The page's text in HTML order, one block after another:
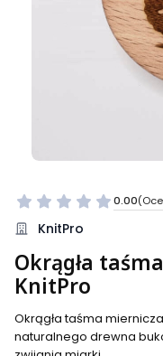
0.00
Przejdź
KnitPro
Okrągła
KnitPro
Okrągła taśma
naturalnego drewna